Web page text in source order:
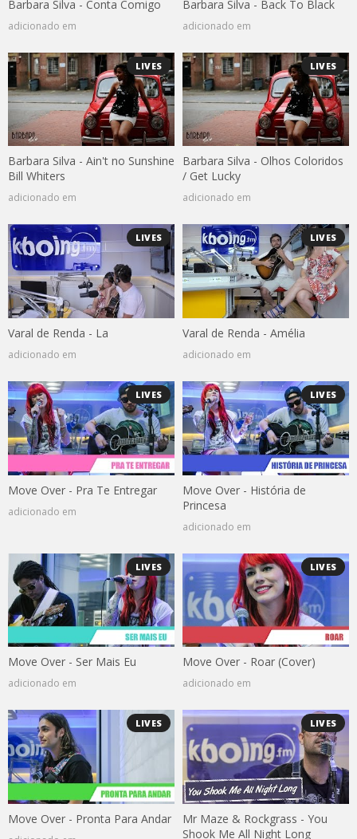
Barbara Silva - Conta Comigo
adicionado em
Barbara Silva - Back To Black
adicionado em
LIVES
Barbara Silva - Ain't no Sunshine
Bill Whiters
adicionado em
LIVES
Barbara Silva - Olhos Coloridos
/ Get Lucky
adicionado em
LIVES
Varal de Renda - La
adicionado em
LIVES
Varal de Renda - Amélia
adicionado em
LIVES
Move Over - Pra Te Entregar
adicionado em
LIVES
Move Over - História de
Princesa
adicionado em
LIVES
Move Over - Ser Mais Eu
adicionado em
LIVES
Move Over - Roar (Cover)
adicionado em
LIVES
Move Over - Pronta Para Andar
LIVES
Mr Maze & Rockgrass - You
Shook Me All Night Long